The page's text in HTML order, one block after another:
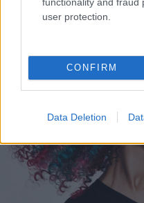
user protection.
CONFIRM
Data Deletion